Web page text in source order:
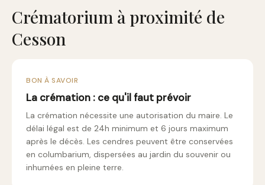
Crématorium à proximité de
Cesson
BON À SAVOIR
La crémation : ce qu'il faut prévoir
La crémation nécessite une autorisation du maire. Le
délai légal est de 24h minimum et 6 jours maximum
après le décès. Les cendres peuvent être conservées
en columbarium, dispersées au jardin du souvenir ou
inhumées en pleine terre.